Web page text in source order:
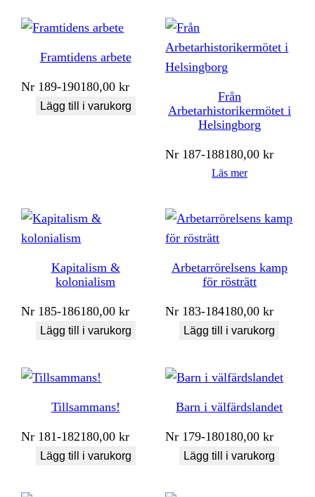
Framtidens arbete
Nr 189-190180,00kr
Lägg till i varukorg
Från
Arbetarhistorikermötet i
Helsingborg
Nr 187-188180,00kr
Läs mer
Kapitalism &
kolonialism
Nr 185-186180,00kr
Lägg till i varukorg
Arbetarrörelsens kamp
för rösträtt
Nr 183-184180,00kr
Lägg till i varukorg
Tillsammans!
Nr 181-182180,00kr
Lägg till i varukorg
Barn i välfärdslandet
Nr 179-180180,00kr
Lägg till i varukorg